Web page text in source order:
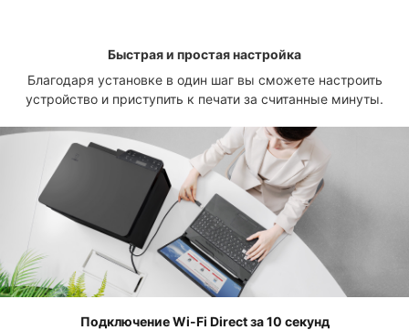
Быстрая и простая настройка
Благодаря установке в один шаг вы сможете настроить
устройство и приступить к печати за считанные минуты.
Подключение Wi-Fi Direct за 10 секунд